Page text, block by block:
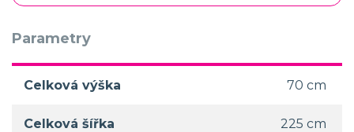
Parametry
Celková výška 70 cm
Celková šířka 225 cm